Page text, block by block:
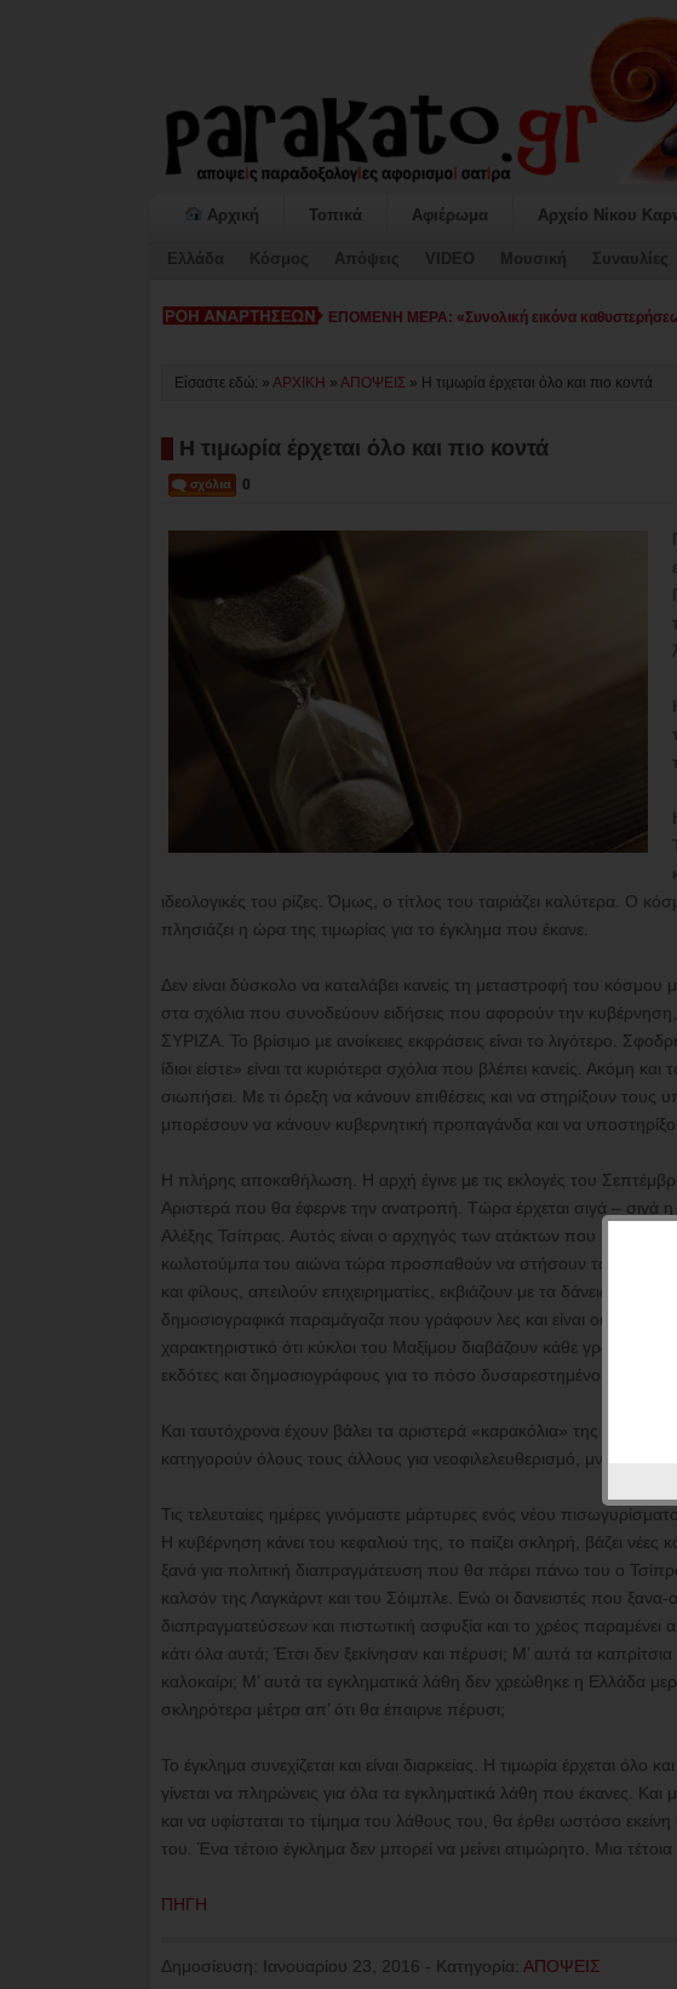
Αρχική Τοπικά Αφιέρωμα Αρχείο Νίκου
Ελλάδα Κόσμος Απόψεις VIDEO Μουσική Συναυλίες
ΕΠΟΜΕΝΗ ΜΕΡΑ: «Συνολική εικόνα
Είσαστε εδώ: » ΑΡΧΙΚΗ » ΑΠΟΨΕΙΣ » Η τιμωρία έρχεται όλο και πιο κοντά
Η τιμωρία έρχεται όλο και πιο κοντά
0
ιδεολογικές του ρίζες. Όμως, ο τίτλος του ταιριάζει καλύτερα. Ο
πλησιάζει η ώρα της τιμωρίας για το έγκλημα που έκανε.
Δεν είναι δύσκολο να καταλάβει κανείς τη μεταστροφή του κόσμου
στα σχόλια που συνοδεύουν ειδήσεις που αφορούν την κυβέρνηση,
ΣΥΡΙΖΑ. Το βρίσιμο με ανοίκειες εκφράσεις είναι το λιγότερο.
ίδιοι είστε» είναι τα κυριότερα σχόλια που βλέπει κανείς. Ακόμη
σιωπήσει. Με τι όρεξη να κάνουν επιθέσεις και να στηρίξουν τους
μπορέσουν να κάνουν κυβερνητική προπαγάνδα και να
Η πλήρης αποκαθήλωση. Η αρχή έγινε με τις εκλογές του
Αριστερά που θα έφερνε την ανατροπή. Τώρα έρχεται σιγά – σιγά η
Αλέξης Τσίπρας. Αυτός είναι ο αρχηγός των ατάκτων που
κωλοτούμπα του αιώνα τώρα προσπαθούν να στήσουν το
και φίλους, απειλούν επιχειρηματίες, εκβιάζουν με τα δάνειά τους,
δημοσιογραφικά παραμάγαζα που γράφουν λες και είναι οι…
χαρακτηριστικό ότι κύκλοι του Μαξίμου διαβάζουν κάθε γραμμή που
εκδότες και δημοσιογράφους για το πόσο δυσαρεστημένοι είναι.
Και ταυτόχρονα έχουν βάλει τα αριστερά «καρακόλια» της
κατηγορούν όλους τους άλλους για νεοφιλελευθερισμό,
Τις τελευταίες ημέρες γινόμαστε μάρτυρες ενός νέου
Η κυβέρνηση κάνει του κεφαλιού της, το παίζει σκληρή, βάζει
ξανά για πολιτική διαπραγμάτευση που θα πάρει πάνω του ο
καλσόν της Λαγκάρντ και του Σόιμπλε. Ενώ οι δανειστές που
διαπραγματεύσεων και πιστωτική ασφυξία και το χρέος
κάτι όλα αυτά; Έτσι δεν ξεκίνησαν και πέρυσι; Μ’ αυτά τα
καλοκαίρι; Μ’ αυτά τα εγκληματικά λάθη δεν χρεώθηκε η Ελλάδα
σκληρότερα μέτρα απ’ ότι θα έπαιρνε πέρυσι;
Το έγκλημα συνεχίζεται και είναι διαρκείας. Η τιμωρία έρχεται
γίνεται να πληρώνεις για όλα τα εγκληματικά λάθη που έκανες.
και να υφίσταται το τίμημα του λάθους του, θα έρθει ωστόσο
του. Ένα τέτοιο έγκλημα δεν μπορεί να μείνει ατιμώρητο. Μια
ΠΗΓΗ
Δημοσίευση: Ιανουαρίου 23, 2016 - Κατηγορία: ΑΠΟΨΕΙΣ